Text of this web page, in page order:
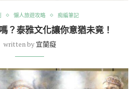
懶人旅遊攻略 痴編筆記
？泰雅文化讓你意猶未竟！
written by 宜蘭癡